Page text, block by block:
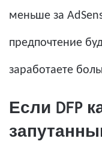
меньше за
предпочтение
заработаете
Если DFP